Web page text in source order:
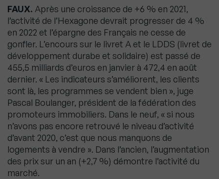
FAUX. Après une croissance de +6 % en 2021,
l’activité de l’Hexagone devrait progresser de 4 %
en 2022 et l’épargne des Français ne cesse de
gonfler. L’encours sur le livret A et le LDDS (livret de
développement durabe et solidaire) est passé de
455,5 milliards d’euros en janvier à 472,4 en août
dernier. « Les indicateurs s’améliorent, les clients
sont là, les programmes se vendent bien », juge
Pascal Boulanger, président de la fédération des
promoteurs immobiliers. Dans le neuf, « si nous
n’avons pas encore retrouvé le niveau d’activité
d’avant 2020, c’est que nous manquons de
logements à vendre ». Dans l’ancien, l’augmentation
des prix sur un an (+2,7 %) démontre l’activité du
marché.